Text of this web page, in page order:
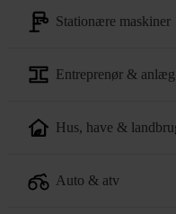
stationære maskiner
entreprenør & anlæg
hus, have &
auto & atv